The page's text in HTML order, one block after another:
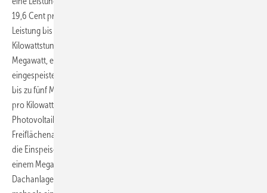
19,6 Cent pro Kilowattstunde. Strom aus Dachanlagen mit einer
Leistung bis zu 200 Kilowatt vergütet die GSE mit 17,5 Cent pro
Kilowattstunde. Beträgt die Gesamtleistung der Anlage bis zu ein
Megawatt, erhält der Betreiber von der GSE noch 14,2 Cent für jede
eingespeiste Kilowattstunde. Bei Dachanlagen mit einer Leistung von
bis zu fünf Megawatt liegt der Einspeisetarif zunächst bei 12,6 Cent
pro Kilowattstunde. Für Solarstrom aus noch größeren
Photovoltaikanlagen zahlt die GSE 11,9 Cent pro Kilowattstunde. Für
Freiflächenanlagen gelten die gleichen Leistungsklassen, jedoch liegt
die Einspeisevergütung bei einer Gesamtleistung der Anlage bis zu
einem Megawatt um 0,7 Cent pro Kilowattstunde niedriger als die für
Dachanlagen. Hat die Freiflächenanlage eine Gesamtleistung von